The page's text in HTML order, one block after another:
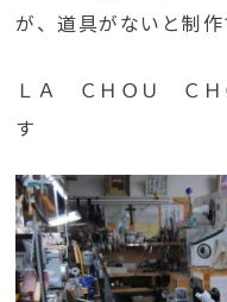
が、道具がないと制
ＬＡ ＣＨＯＵ ＣＨ
す